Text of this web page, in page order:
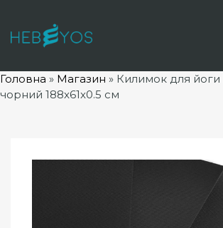
Головна » Магазин » Килимок для
чорний 188x61x0.5 см